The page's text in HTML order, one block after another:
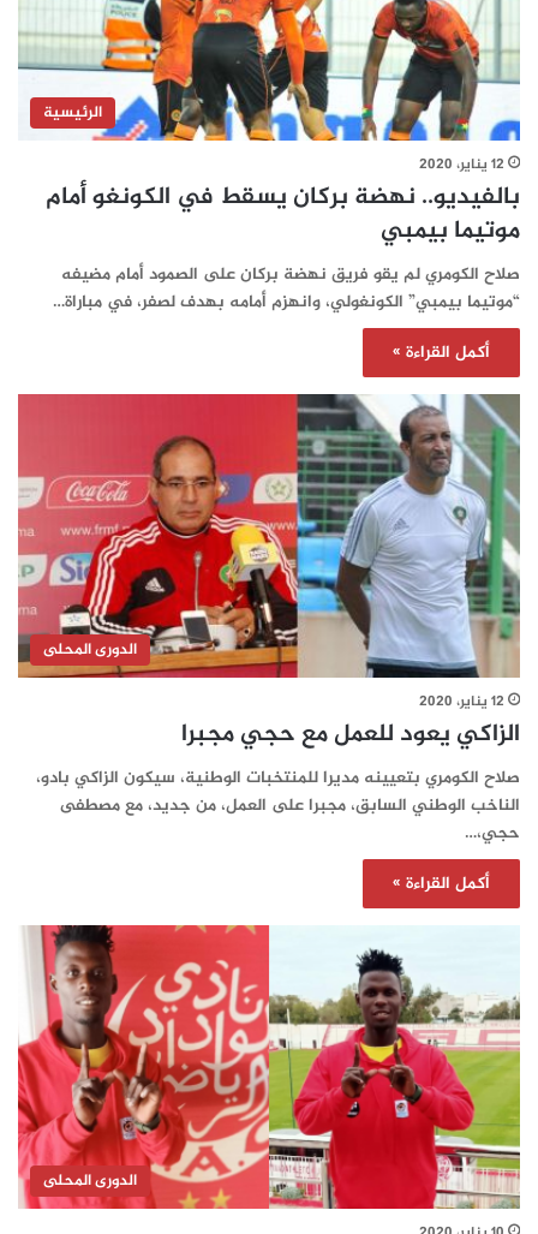
الرئيسية
12 يناير، 2020
بالفيديو.. نهضة بركان يسقط في الكونغو أمام
موتيما بيمبي
صلاح الكومري لم يقو فريق نهضة بركان على الصمود أمام مضيفه
“موتيما بيمبي” الكونغولي، وانهزم أمامه بهدف لصفر، في مباراة…
أكمل القراءة »
الدورى المحلى
12 يناير، 2020
الزاكي يعود للعمل مع حجي مجبرا
صلاح الكومري بتعيينه مديرا للمنتخبات الوطنية، سيكون الزاكي بادو،
الناخب الوطني السابق، مجبرا على العمل، من جديد، مع مصطفى
حجي،…
أكمل القراءة »
الدورى المحلى